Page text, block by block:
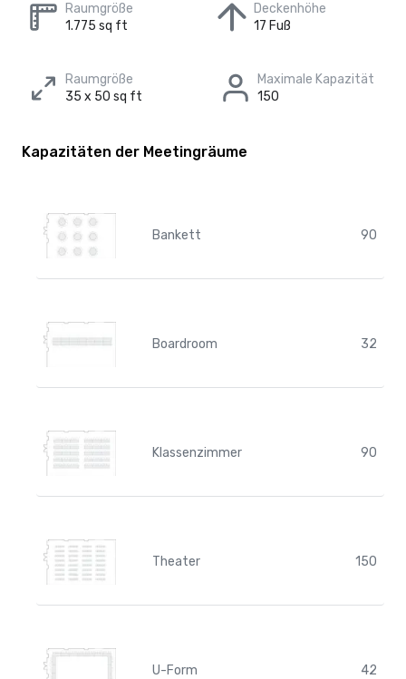
Raumgröße
1.775 sq ft
Deckenhöhe
17 Fuß
Raumgröße
35 x 50 sq ft
Maximale Kapazität
150
Kapazitäten der Meetingräume
Bankett 90
Boardroom 32
Klassenzimmer 90
Theater 150
U-Form 42